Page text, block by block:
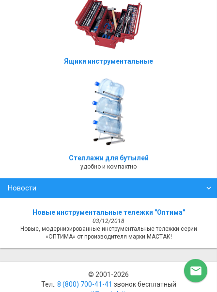
Ящики инструментальные
Стеллажи для бутылей
удобно и компактно
Новости
Новые инструментальные тележки "Оптима"
03/12/2018
Новые, модернизированные инструментальные тележки серии
«ОПТИМА» от производителя марки МАСТАК!
© 2001-2026
Тел.: 8 (800) ‎700-41-41 звонок бесплатный
